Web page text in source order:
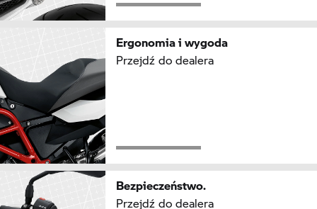
Ergonomia i wygoda
Przejdź do dealera
Bezpieczeństwo.
Przejdź do dealera